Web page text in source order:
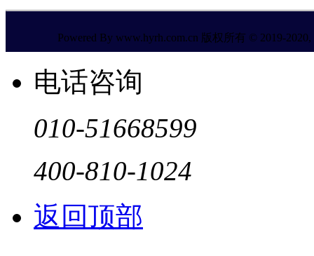
Powered By www.hyrh.com.cn 版权所有 © 2019-
电话咨询
010-51668599
400-810-1024
返回顶部